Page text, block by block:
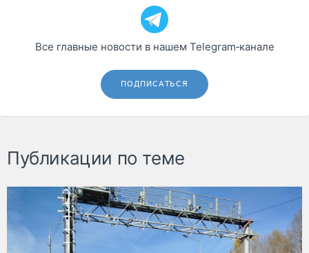
Все главные новости в нашем Telegram‑канале
ПОДПИСАТЬСЯ
Публикации по теме